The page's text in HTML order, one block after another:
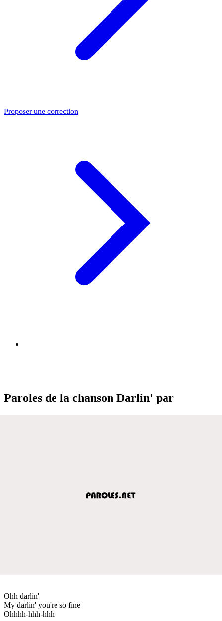
Proposer une correction
Paroles de la chanson Darlin' par
Ohh darlin'
My darlin' you're so fine
Ohhhh-hhh-hhh